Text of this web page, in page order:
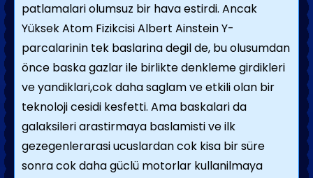
patlamalari olumsuz bir hava estirdi. Ancak
Yüksek Atom Fizikcisi Albert Ainstein Y-
parcalarinin tek baslarina degil de, bu olusumdan
önce baska gazlar ile birlikte denkleme girdikleri
ve yandiklari,cok daha saglam ve etkili olan bir
teknoloji cesidi kesfetti. Ama baskalari da
galaksileri arastirmaya baslamisti ve ilk
gezegenlerarasi ucuslardan cok kisa bir süre
sonra cok daha güclü motorlar kullanilmaya